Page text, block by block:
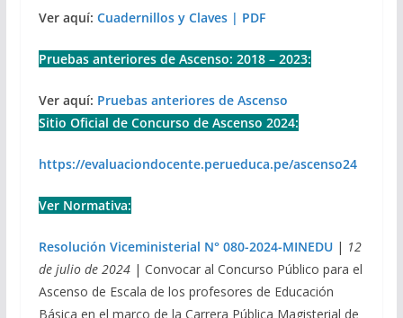
Ver aquí: Cuadernillos y Claves | PDF
Pruebas anteriores de Ascenso: 2018 – 2023:
Ver aquí: Pruebas anteriores de Ascenso
Sitio Oficial de Concurso de Ascenso 2024:
https://evaluaciondocente.perueduca.pe/ascenso24
Ver Normativa:
Resolución Viceministerial N° 080-2024-MINEDU| 12
de julio de 2024| Convocar al Concurso Público para el
Ascenso de Escala de los profesores de Educación
Básica en el marco de la Carrera Pública Magisterial de